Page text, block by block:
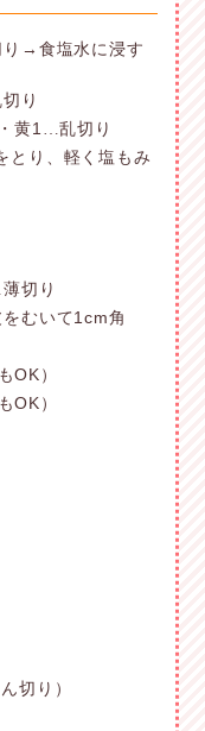
り→食塩水に浸す
り
黄1 …乱切り
とり、軽く塩もみ
薄切り
をむいて1cm角
OK）
OK）
切り）